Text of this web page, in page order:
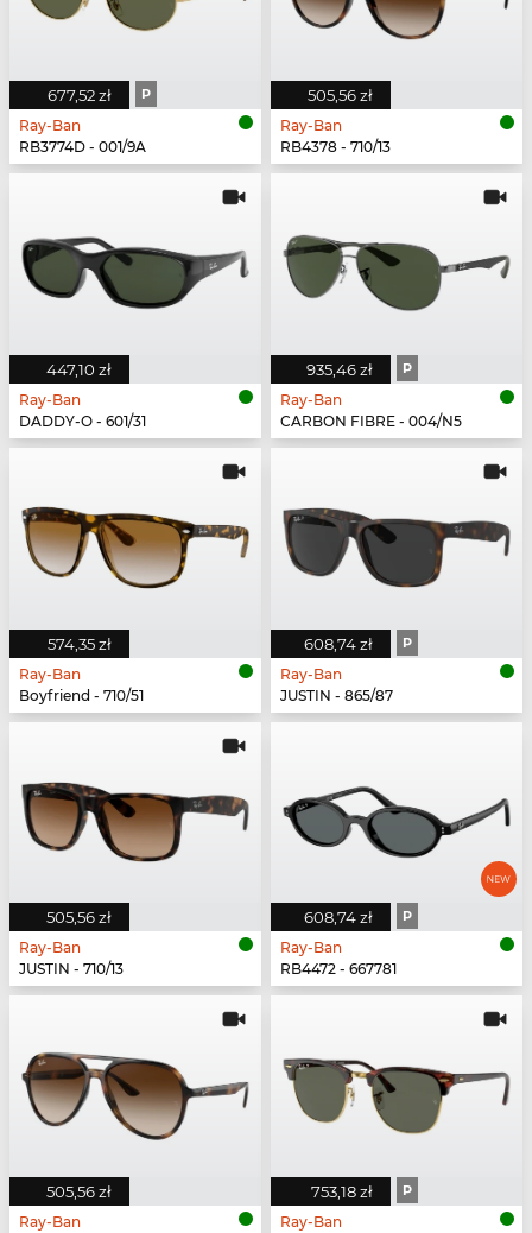
677,52 zł P
Ray-Ban
RB3774D - 001/9A
505,56 zł
Ray-Ban
RB4378 - 710/13
447,10 zł
Ray-Ban
DADDY-O - 601/31
935,46 zł P
Ray-Ban
CARBON FIBRE - 004/N5
574,35 zł
Ray-Ban
Boyfriend - 710/51
608,74 zł P
Ray-Ban
JUSTIN - 865/87
505,56 zł
Ray-Ban
JUSTIN - 710/13
608,74 zł P
Ray-Ban
RB4472 - 667781
505,56 zł
Ray-Ban
753,18 zł P
Ray-Ban